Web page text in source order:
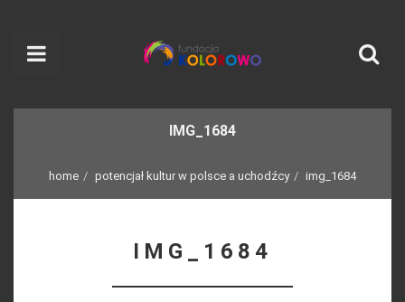
IMG_1684
home potencjał kultur w polsce a uchodźcy img_1684
IMG_1684